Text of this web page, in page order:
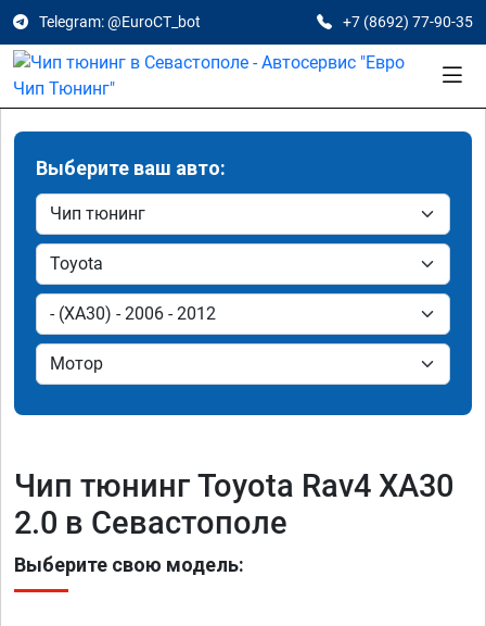
Telegram: @EuroCT_bot +7 (8692) 77-90-35
Выберите ваш авто:
Чип тюнинг Toyota Rav4 XA30
2.0 в Севастополе
Выберите свою модель: